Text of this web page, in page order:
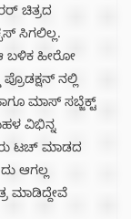
ಚಿತ್ರದ‌
ಸಿಗಲಿಲ್ಲ.
ಬಳಿಕ ಹೀರೋ
ನಲ್ಲಿ
ಮಾಸ್ ಸಬ್ಜೆಕ್ಟ್
ವಿಭಿನ್ನ
ಟಚ್ ಮಾಡದ
ಆಗಲ್ಲ
ಮಾಡಿದ್ದೇವೆ